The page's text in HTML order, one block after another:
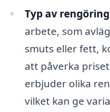
Typ av
arbete, som
smuts eller fett,
att påverka
erbjuder olika
vilket kan ge